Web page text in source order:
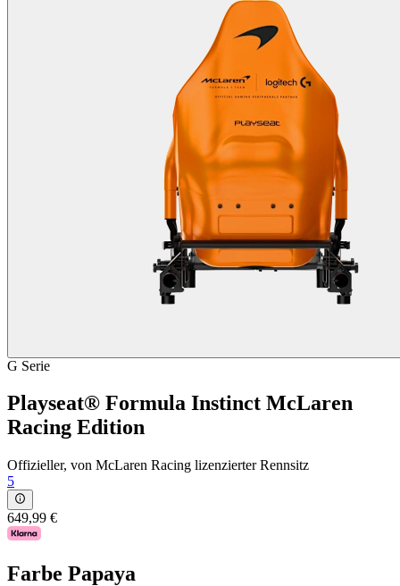
G Serie
Playseat® Formula Instinct McLaren
Racing Edition
Offizieller, von McLaren Racing lizenzierter Rennsitz
5
649,99 €
Farbe Papaya